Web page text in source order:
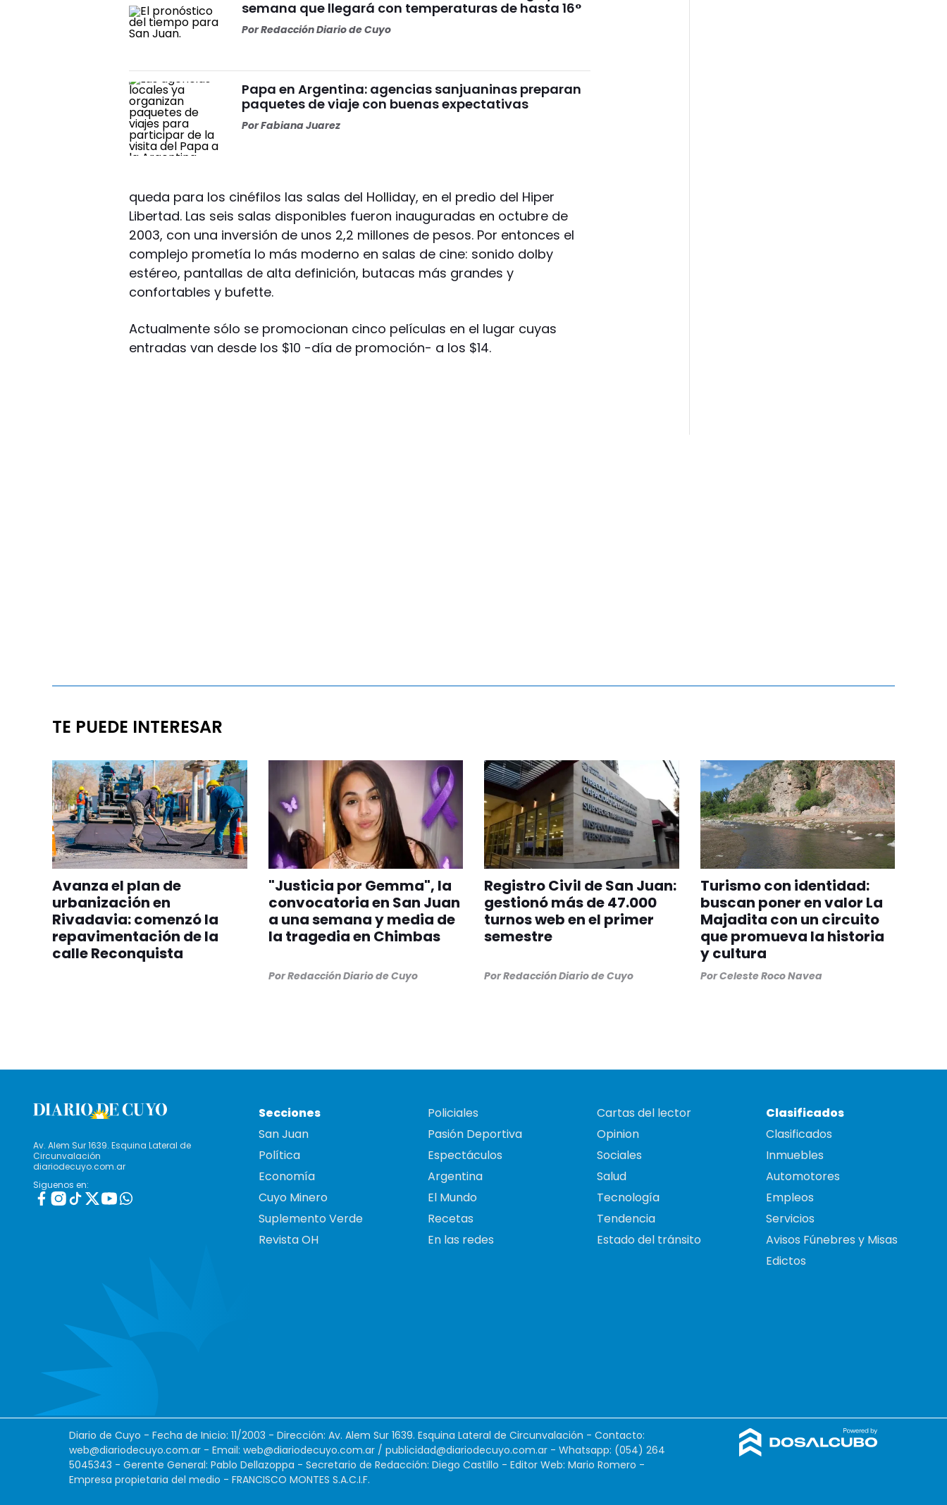
semana que llegará con temperaturas de hasta 16°
PorRedacción Diario de Cuyo
Papa en Argentina: agencias sanjuaninas preparan
paquetes de viaje con buenas expectativas
PorFabiana Juarez
queda para los cinéfilos las salas del Holliday, en el predio del Hiper
Libertad. Las seis salas disponibles fueron inauguradas en octubre de
2003, con una inversión de unos 2,2 millones de pesos. Por entonces el
complejo prometía lo más moderno en salas de cine: sonido dolby
estéreo, pantallas de alta definición, butacas más grandes y
confortables y bufette.
Actualmente sólo se promocionan cinco películas en el lugar cuyas
entradas van desde los $10 -día de promoción- a los $14.
TE PUEDE INTERESAR
Avanza el plan de
urbanización en
Rivadavia: comenzó la
repavimentación de la
calle Reconquista
"Justicia por Gemma", la
convocatoria en San Juan
a una semana y media de
la tragedia en Chimbas
PorRedacción Diario de Cuyo
Registro Civil de San Juan:
gestionó más de 47.000
turnos web en el primer
semestre
PorRedacción Diario de Cuyo
Turismo con identidad:
buscan poner en valor La
Majadita con un circuito
que promueva la historia
y cultura
PorCeleste Roco Navea
Av. Alem Sur 1639. Esquina Lateral de
Circunvalación
diariodecuyo.com.ar
Siguenos en:
Secciones
San Juan
Política
Economía
Cuyo Minero
Suplemento Verde
Revista OH
Policiales
Pasión Deportiva
Espectáculos
Argentina
El Mundo
Recetas
En las redes
Cartas del lector
Opinion
Sociales
Salud
Tecnología
Tendencia
Estado del tránsito
Clasificados
Clasificados
Inmuebles
Automotores
Empleos
Servicios
Avisos Fúnebres y Misas
Edictos
Diario de Cuyo - Fecha de Inicio: 11/2003 - Dirección: Av. Alem Sur 1639. Esquina Lateral de Circunvalación - Contacto:
web@diariodecuyo.com.ar - Email: web@diariodecuyo.com.ar / publicidad@diariodecuyo.com.ar - Whatsapp: (054) 264
5045343 - Gerente General: Pablo Dellazoppa - Secretario de Redacción: Diego Castillo - Editor Web: Mario Romero -
Empresa propietaria del medio - FRANCISCO MONTES S.A.C.I.F.